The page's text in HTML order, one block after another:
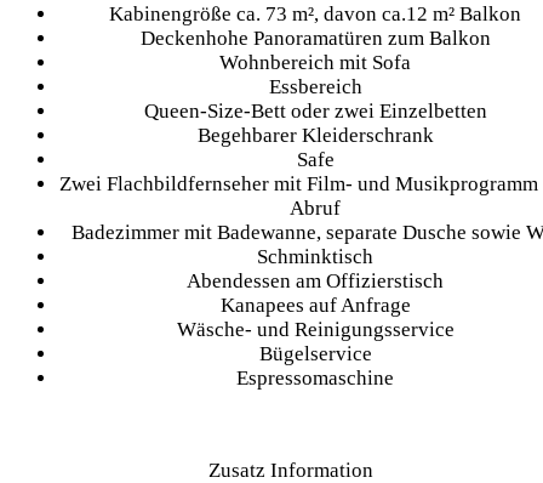
Kabinengröße ca. 73 m², davon ca.12 m² Balkon
Deckenhohe Panoramatüren zum Balkon
Wohnbereich mit Sofa
Essbereich
Queen-Size-Bett oder zwei Einzelbetten
Begehbarer Kleiderschrank
Safe
Zwei Flachbildfernseher mit Film- und Musikprogramm
Abruf
Badezimmer mit Badewanne, separate Dusche sowie
Schminktisch
Abendessen am Offizierstisch
Kanapees auf Anfrage
Wäsche- und Reinigungsservice
Bügelservice
Espressomaschine
Zusatz Information